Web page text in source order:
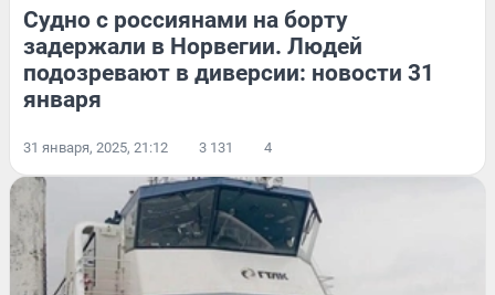
Судно с россиянами на борту
задержали в Норвегии. Людей
подозревают в диверсии: новости 31
января
31 января, 2025, 21:12 3 131 4